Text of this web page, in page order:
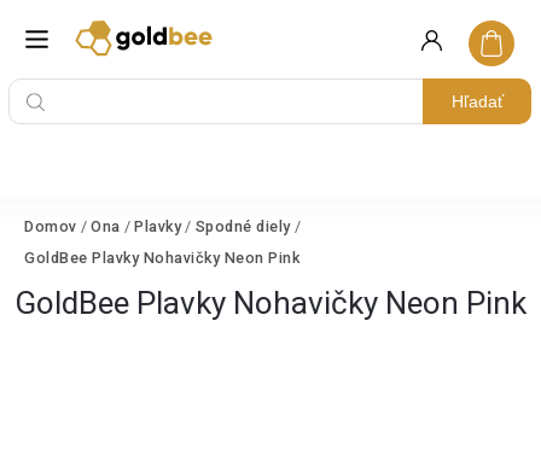
Hľadať
Domov / Ona / Plavky / Spodné diely /
GoldBee Plavky Nohavičky Neon Pink
GoldBee Plavky Nohavičky Neon Pink